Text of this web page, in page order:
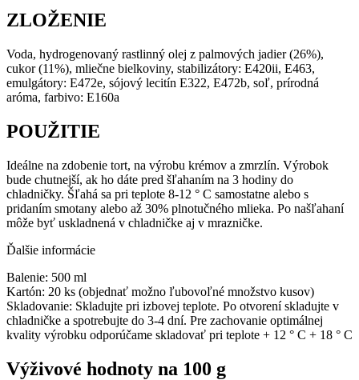
ZLOŽENIE
Voda, hydrogenovaný rastlinný olej z palmových jadier (26%),
cukor (11%), mliečne bielkoviny, stabilizátory: E420ii, E463,
emulgátory: E472e, sójový lecitín E322, E472b, soľ, prírodná
aróma, farbivo: E160a
POUŽITIE
Ideálne na zdobenie tort, na výrobu krémov a zmrzlín. Výrobok
bude chutnejší, ak ho dáte pred šľahaním na 3 hodiny do
chladničky. Šľahá sa pri teplote 8-12 ° C samostatne alebo s
pridaním smotany alebo až 30% plnotučného mlieka. Po našľahaní
môže byť uskladnená v chladničke aj v mrazničke.
Ďalšie informácie
Balenie: 500 ml
Kartón: 20 ks (objednať možno ľubovoľné množstvo kusov)
Skladovanie: Skladujte pri izbovej teplote. Po otvorení skladujte v
chladničke a spotrebujte do 3-4 dní. Pre zachovanie optimálnej
kvality výrobku odporúčame skladovať pri teplote + 12 ° C + 18 ° C
Výživové hodnoty na 100 g